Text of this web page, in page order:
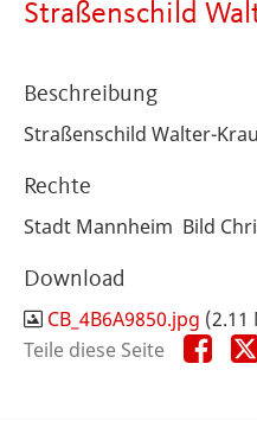
Straßenschild
Beschreibung
Straßenschild Walter-
Rechte
Stadt Mannheim Bild
Download
CB_4B6A9850.jpg (2.11
Teile diese Seite
Teile